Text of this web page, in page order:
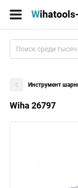
Инструмент
Wiha 26797